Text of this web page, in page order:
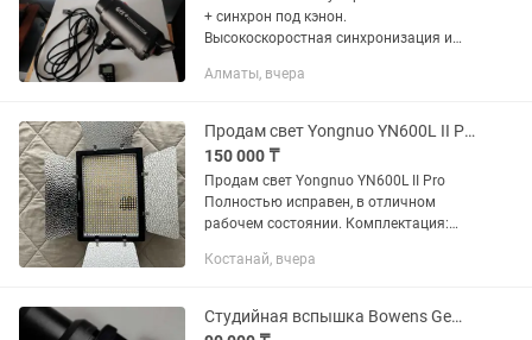
+ синхрон под кэнон.
Высокоскоростная синхронизация и
движения. Брал давно для предметной
Алматы, вчера
Продам свет Yongnuo YN600L II Pro
150 000 ₸
Продам свет Yongnuo YN600L II Pro
Полностью исправен, в отличном
рабочем состоянии. Комплектация:
аккумулятора Зарядное устройство
Костанай, вчера
Студийная вспышка Bowens Gemini 500PRO (Импульсный свет)